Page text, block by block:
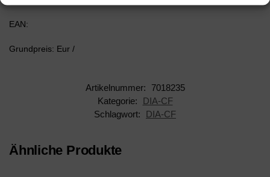
EAN:
Grundpreis: Eur /
Artikelnummer:
7018235
Kategorie:
DIA-CF
Schlagwort:
DIA-CF
Ähnliche Produkte